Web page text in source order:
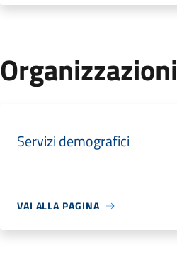
Organizzazioni
Servizi demografici
VAI ALLA PAGINA